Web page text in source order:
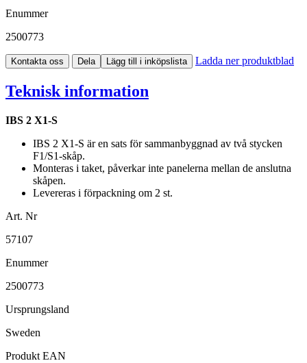
Enummer
2500773
Kontakta oss Dela Lägg till i inköpslista Ladda ner produktblad
Teknisk information
IBS 2 X1-S
IBS 2 X1-S är en sats för sammanbyggnad av två stycken
F1/S1-skåp.
Monteras i taket, påverkar inte panelerna mellan de anslutna
skåpen.
Levereras i förpackning om 2 st.
Art. Nr
57107
Enummer
2500773
Ursprungsland
Sweden
Produkt EAN